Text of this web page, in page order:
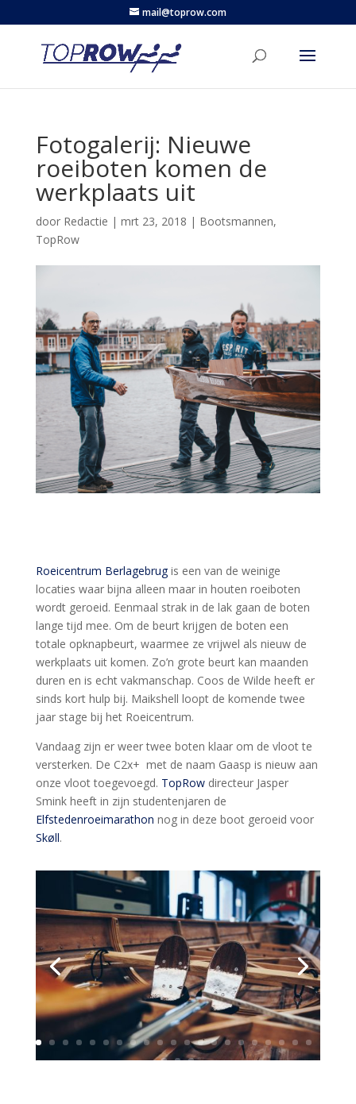
mail@toprow.com
Fotogalerij: Nieuwe
roeiboten komen de
werkplaats uit
door Redactie | mrt 23, 2018 | Bootsmannen,
TopRow
Roeicentrum Berlagebrugis een van de weinige
locaties waar bijna alleen maar in houten roeiboten
wordt geroeid. Eenmaal strak in de lak gaan de boten
lange tijd mee. Om de beurt krijgen de boten een
totale opknapbeurt, waarmee ze vrijwel als nieuw de
werkplaats uit komen. Zo’n grote beurt kan maanden
duren en is echt vakmanschap. Coos de Wilde heeft er
sinds kort hulp bij. Maikshell loopt de komende twee
jaar stage bij het Roeicentrum.
Vandaag zijn er weer twee boten klaar om de vloot te
versterken. De C2x+ met de naam Gaasp is nieuw aan
onze vloot toegevoegd. TopRowdirecteur Jasper
Smink heeft in zijn studentenjaren de
Elfstedenroeimarathon nog in deze boot geroeid voor
Skøll.